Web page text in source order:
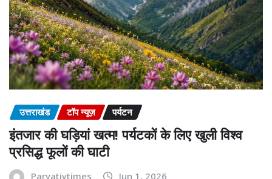
उत्तराखंड टॉप न्यूज़ पर्यटन
इंतजार की घड़ियां खत्म! पर्यटकों के लिए खुली विश्व
प्रसिद्ध फूलों की घाटी
Parvatiytimes Jun 1, 2026